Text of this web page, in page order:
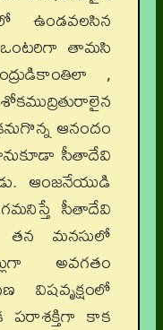
ఉండవలసిన
తామసి
,
ఆనందం
సీతాదేవి
ఆంజనేయుడి
సీతాదేవి
తన మనసులో
అవగతం
పరాశక్తిగా కాక